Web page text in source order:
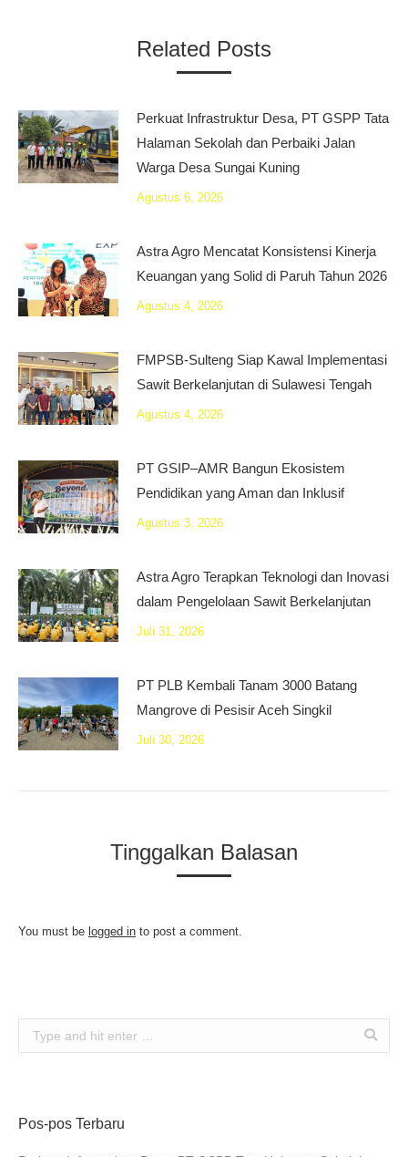
Related Posts
Perkuat Infrastruktur Desa, PT GSPP Tata
Halaman Sekolah dan Perbaiki Jalan
Warga Desa Sungai Kuning
Agustus 6, 2026
Astra Agro Mencatat Konsistensi Kinerja
Keuangan yang Solid di Paruh Tahun 2026
Agustus 4, 2026
FMPSB-Sulteng Siap Kawal Implementasi
Sawit Berkelanjutan di Sulawesi Tengah
Agustus 4, 2026
PT GSIP–AMR Bangun Ekosistem
Pendidikan yang Aman dan Inklusif
Agustus 3, 2026
Astra Agro Terapkan Teknologi dan Inovasi
dalam Pengelolaan Sawit Berkelanjutan
Juli 31, 2026
PT PLB Kembali Tanam 3000 Batang
Mangrove di Pesisir Aceh Singkil
Juli 30, 2026
Tinggalkan Balasan
You must be logged in to post a comment.
Search:
Pos-pos Terbaru